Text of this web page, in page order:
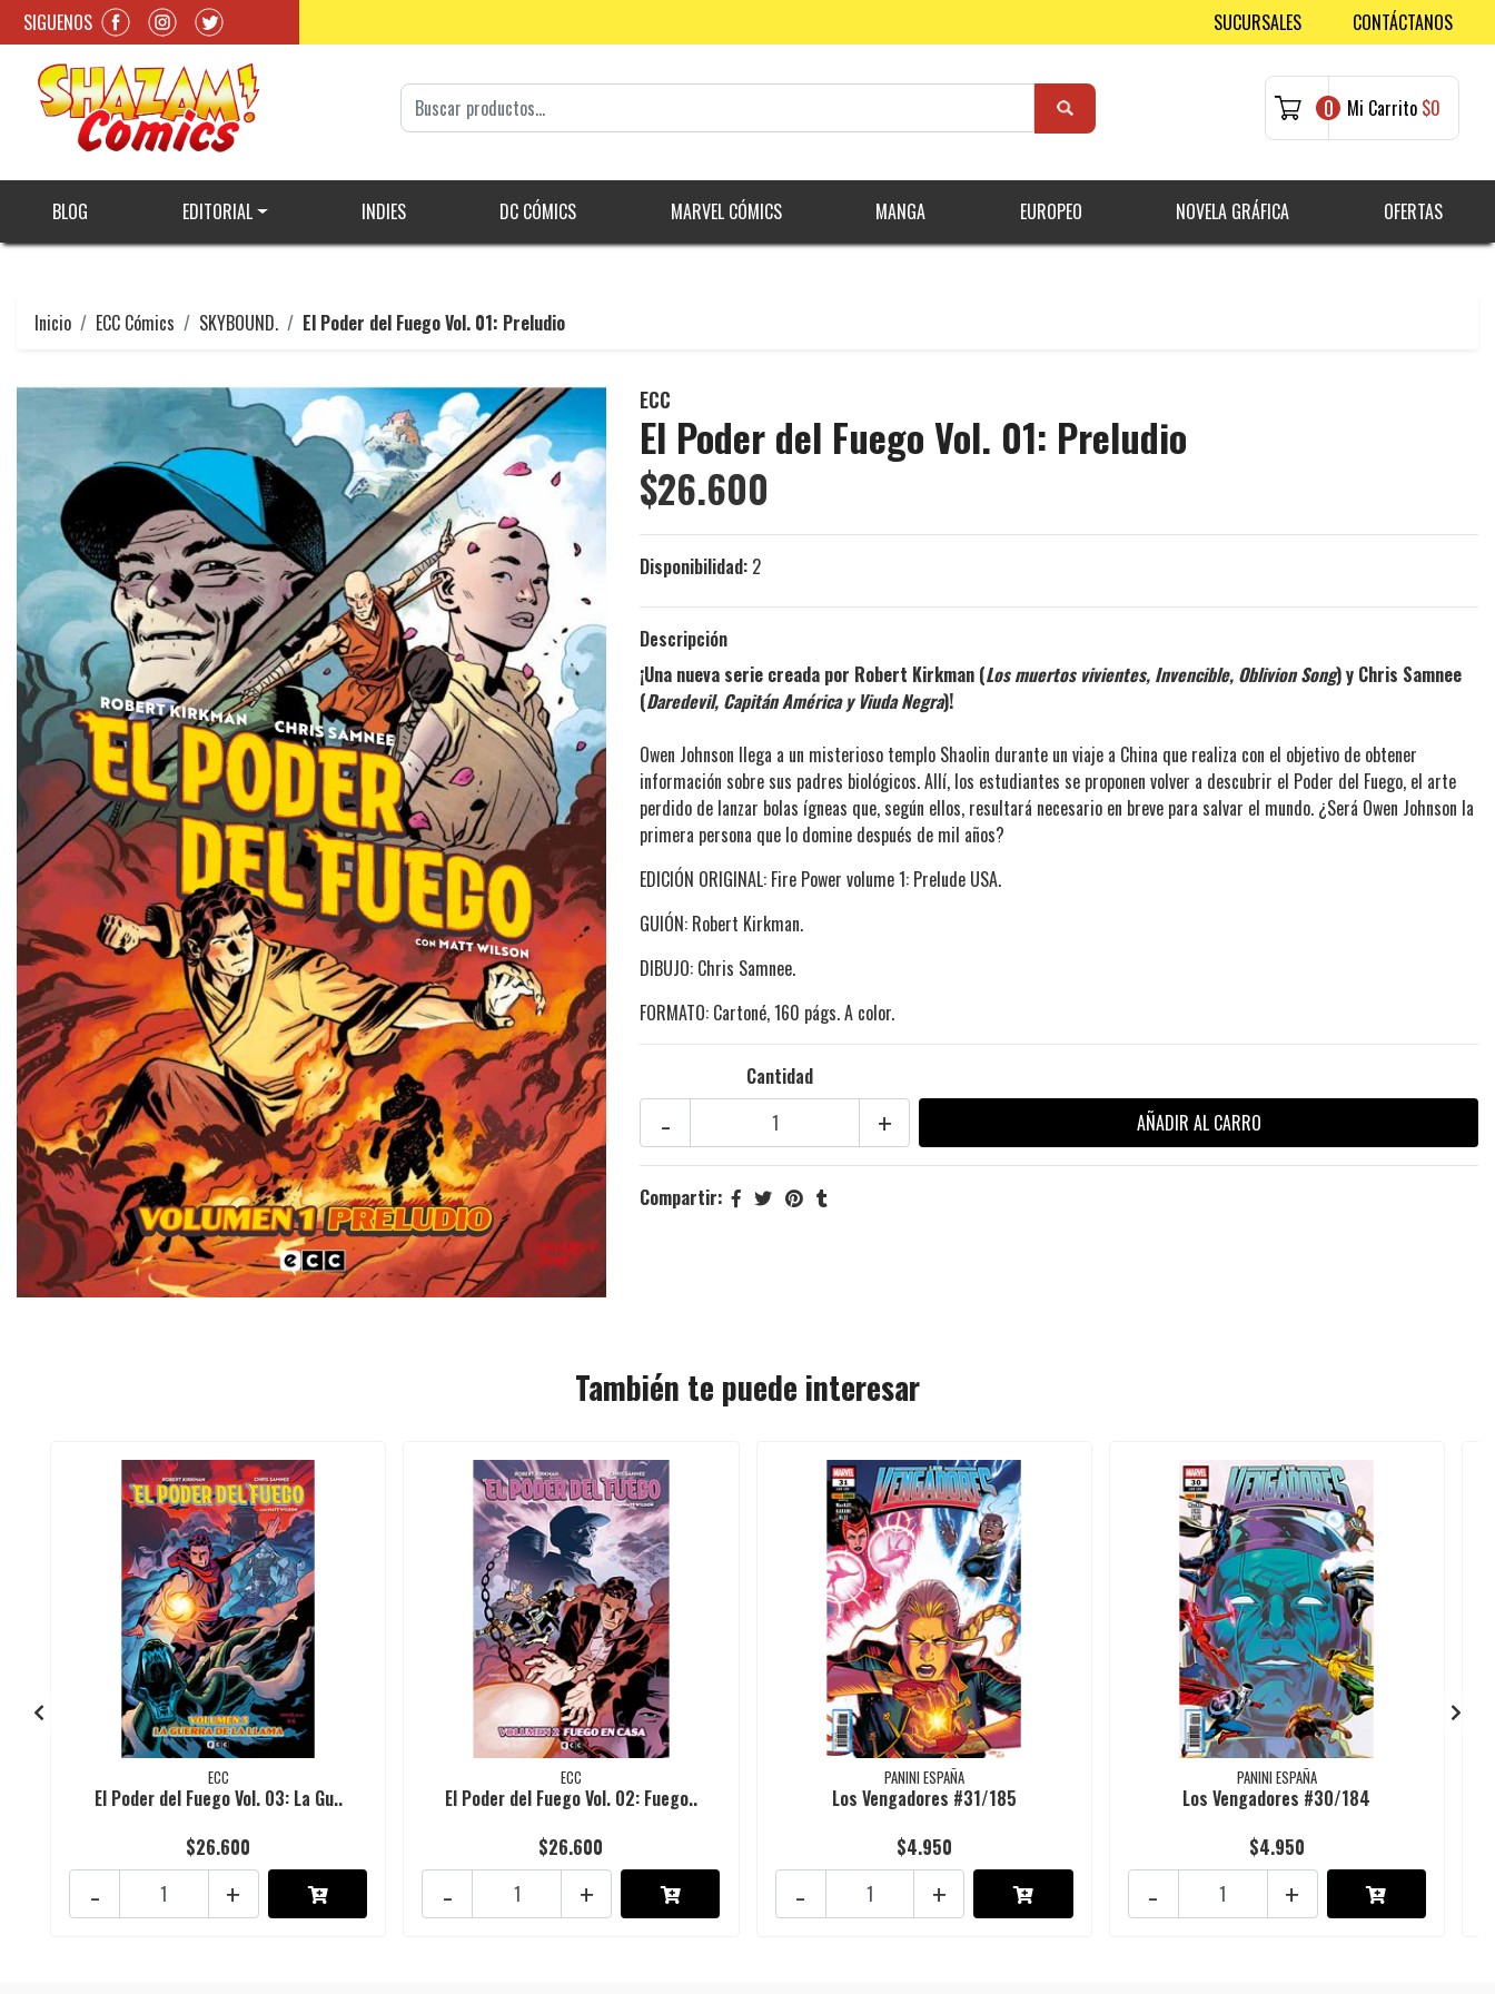
SIGUENOS SUCURSALES CONTÁCTANOS
0 Mi Carrito $0
BLOG EDITORIAL INDIES DC CÓMICS MARVEL CÓMICS MANGA EUROPEO NOVELA GRÁFICA OFERTAS
Inicio ECC Cómics SKYBOUND. El Poder del Fuego Vol. 01: Preludio
ECC
El Poder del Fuego Vol. 01: Preludio
$26.600
Disponibilidad: 2
Descripción
¡Una nueva serie creada por Robert Kirkman (Los muertos vivientes, Invencible, Oblivion Song) y Chris Samnee
(Daredevil, Capitán América y Viuda Negra)!
Owen Johnson llega a un misterioso templo Shaolin durante un viaje a China que realiza con el objetivo de obtener
información sobre sus padres biológicos. Allí, los estudiantes se proponen volver a descubrir el Poder del Fuego, el arte
perdido de lanzar bolas ígneas que, según ellos, resultará necesario en breve para salvar el mundo. ¿Será Owen Johnson la
primera persona que lo domine después de mil años?
EDICIÓN ORIGINAL: Fire Power volume 1: Prelude USA.
GUIÓN: Robert Kirkman.
DIBUJO: Chris Samnee.
FORMATO: Cartoné, 160 págs. A color.
Cantidad
+
-
Compartir:
También te puede interesar
ECC
El Poder del Fuego Vol. 03: La Gu..
$26.600
+
-
ECC
El Poder del Fuego Vol. 02: Fuego..
$26.600
+
-
PANINI ESPAÑA
Los Vengadores #31/185
$4.950
+
-
PANINI ESPAÑA
Los Vengadores #30/184
$4.950
+
-